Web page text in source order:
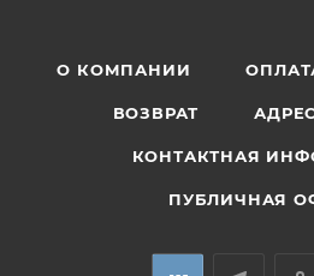
О КОМПАНИИ
ВОЗВРАТ
КОНТАКТНАЯ
ПУБЛИЧНАЯ